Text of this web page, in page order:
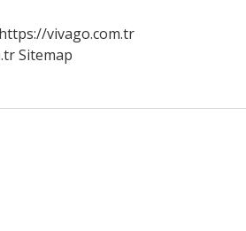
https://vivago.com.tr
Sitemap